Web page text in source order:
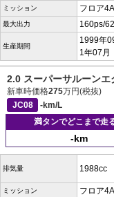
ミッション フロア
最大出力 160ps/
生産期間
1999年
1年07月
2.0 スーパーサルーンエ
新車時価格275万円(税抜)
JC08
-km/L
満タンでどこまで走
-km
排気量 1988cc
ミッション フロア